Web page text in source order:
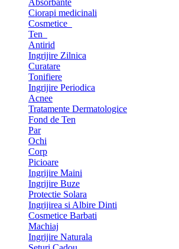
Absorbante
Ciorapi medicinali
Cosmetice
Ten
Antirid
Ingrijire Zilnica
Curatare
Tonifiere
Ingrijire Periodica
Acnee
Tratamente Dermatologice
Fond de Ten
Par
Ochi
Corp
Picioare
Ingrijire Maini
Ingrijire Buze
Protectie Solara
Ingrijirea si Albire Dinti
Cosmetice Barbati
Machiaj
Ingrijire Naturala